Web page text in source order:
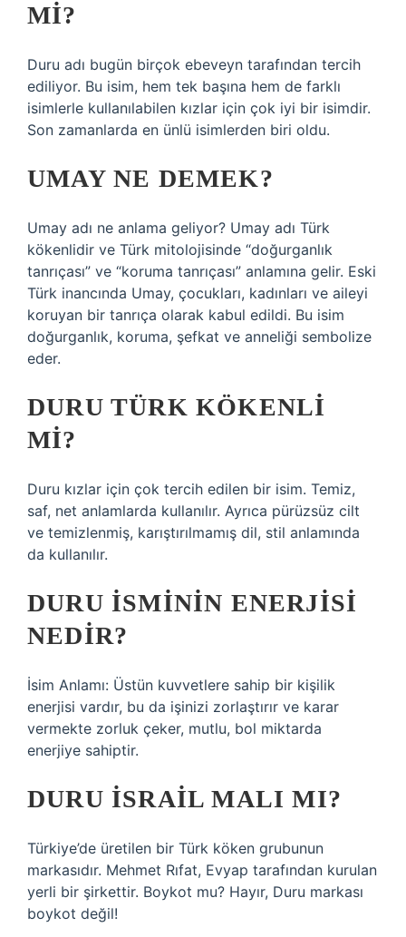
MI?
Duru adı bugün birçok ebeveyn tarafından tercih
ediliyor. Bu isim, hem tek başına hem de farklı
isimlerle kullanılabilen kızlar için çok iyi bir isimdir.
Son zamanlarda en ünlü isimlerden biri oldu.
UMAY NE DEMEK?
Umay adı ne anlama geliyor? Umay adı Türk
kökenlidir ve Türk mitolojisinde “doğurganlık
tanrıçası” ve “koruma tanrıçası” anlamına gelir. Eski
Türk inancında Umay, çocukları, kadınları ve aileyi
koruyan bir tanrıça olarak kabul edildi. Bu isim
doğurganlık, koruma, şefkat ve anneliği sembolize
eder.
DURU TÜRK KÖKENLI
MI?
Duru kızlar için çok tercih edilen bir isim. Temiz,
saf, net anlamlarda kullanılır. Ayrıca pürüzsüz cilt
ve temizlenmiş, karıştırılmamış dil, stil anlamında
da kullanılır.
DURU ISMININ ENERJISI
NEDIR?
İsim Anlamı: Üstün kuvvetlere sahip bir kişilik
enerjisi vardır, bu da işinizi zorlaştırır ve karar
vermekte zorluk çeker, mutlu, bol miktarda
enerjiye sahiptir.
DURU İSRAIL MALI MI?
Türkiye’de üretilen bir Türk köken grubunun
markasıdır. Mehmet Rıfat, Evyap tarafından kurulan
yerli bir şirkettir. Boykot mu? Hayır, Duru markası
boykot değil!